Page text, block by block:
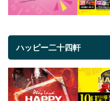
ハッピー二十四軒